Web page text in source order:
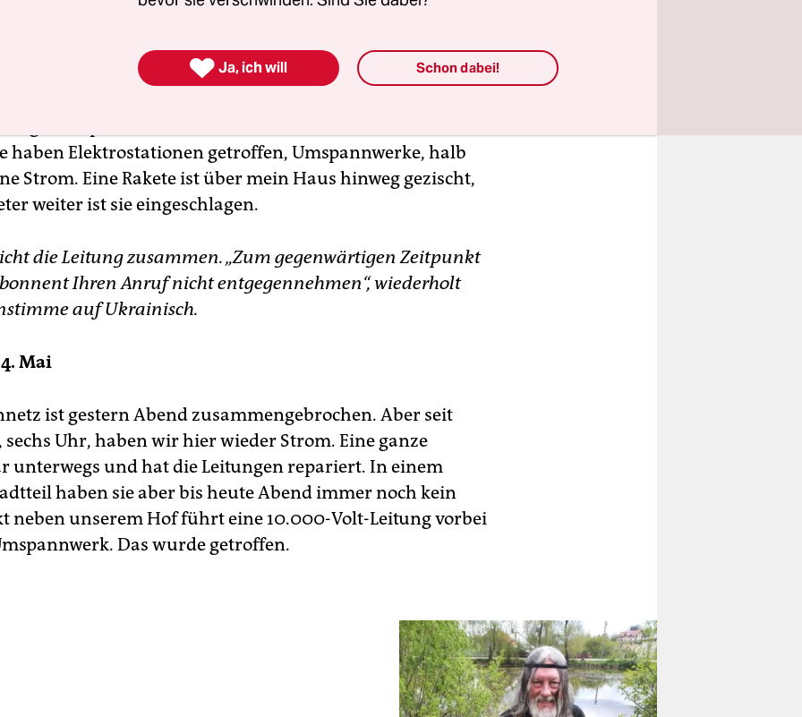
haben Elektrostationen getroffen, Umspannwerke, halb
Strom. Eine Rakete ist über mein Haus hinweg gezischt,
weiter ist sie eingeschlagen.
die Leitung zusammen. „Zum gegenwärtigen Zeitpunkt
Ihren Anruf nicht entgegennehmen“, wiederholt
auf Ukrainisch.
Mai
ist gestern Abend zusammengebrochen. Aber seit
Uhr, haben wir hier wieder Strom. Eine ganze
unterwegs und hat die Leitungen repariert. In einem
haben sie aber bis heute Abend immer noch kein
neben unserem Hof führt eine 10.000-Volt-Leitung vorbei
Das wurde getroffen.
 Ja, ich will Schon dabei!